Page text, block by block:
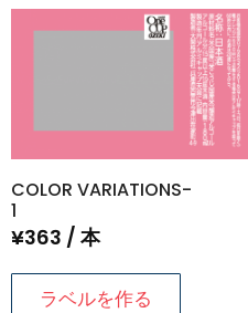
COLOR VARIATIONS-
1
¥363 / 本
ラベルを作る